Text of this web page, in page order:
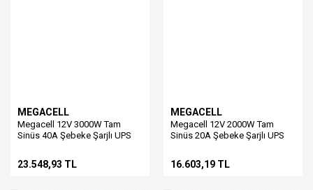
MEGACELL
Megacell 12V 3000W Tam
Sinüs 40A Şebeke Şarjlı UPS
23.548,93 TL
MEGACELL
Megacell 12V 2000W Tam
Sinüs 20A Şebeke Şarjlı UPS
16.603,19 TL